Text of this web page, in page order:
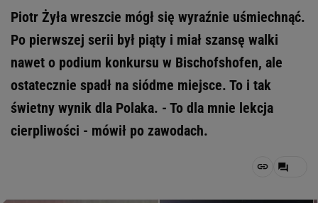
Piotr Żyła wreszcie mógł się wyraźnie uśmiechnąć.
Po pierwszej serii był piąty i miał szansę walki
nawet o podium konkursu w Bischofshofen, ale
ostatecznie spadł na siódme miejsce. To i tak
świetny wynik dla Polaka. - To dla mnie lekcja
cierpliwości - mówił po zawodach.